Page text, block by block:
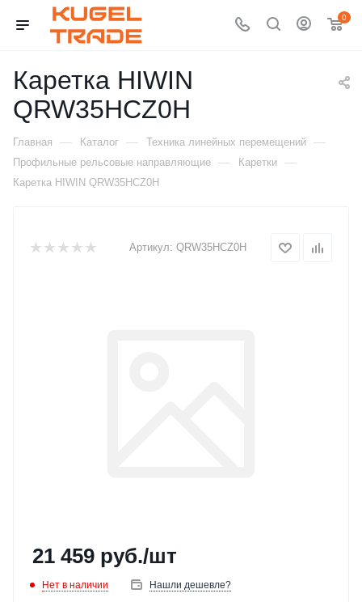
0
Каретка HIWIN
QRW35HCZ0H
Главная — Каталог — Техника линейных перемещений —
Профильные рельсовые направляющие — Каретки —
Каретка HIWIN QRW35HCZ0H
Артикул: QRW35HCZ0H
21 459 руб./шт
Нет в наличии Нашли дешевле?